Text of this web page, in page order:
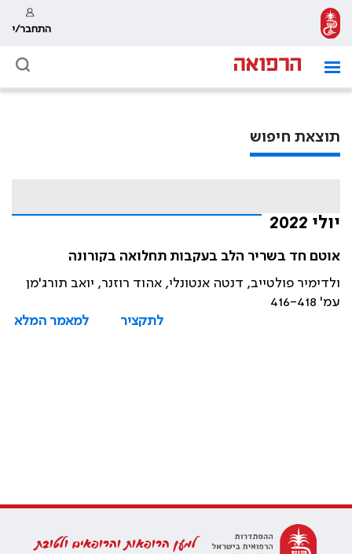
התחבר/י
תוצאת חיפוש
יולי 2022
אוטם חד בשריר הלב בעקבות תחלואה בקורונה
ולדימיר פולטייב, דנטה אנטונלי, אהוד רוזנר, יואב תורג'מן
עמ' 416-418
לתקציר
למאמר המלא
למען הרופאות והרופאים ולטובת